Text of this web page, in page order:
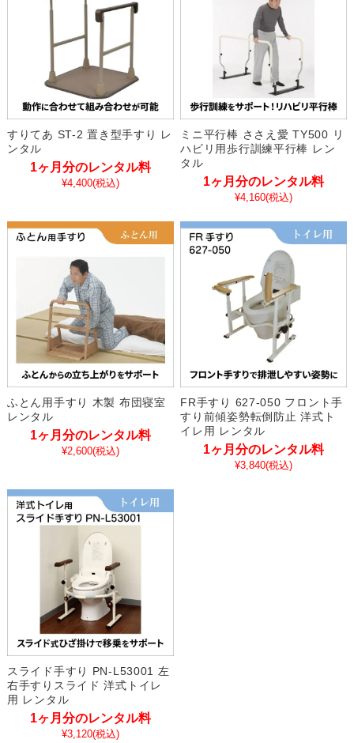
すりてあ ST-2 置き型手すり レ
ンタル
1ヶ月分のレンタル料
¥4,400(税込)
ミニ平行棒 ささえ愛 TY500 リ
ハビリ用歩行訓練平行棒 レン
タル
1ヶ月分のレンタル料
¥4,160(税込)
ふとん用手すり 木製 布団寝室
レンタル
1ヶ月分のレンタル料
¥2,600(税込)
FR手すり 627-050 フロント手
すり前傾姿勢転倒防止 洋式ト
イレ用 レンタル
1ヶ月分のレンタル料
¥3,840(税込)
スライド手すり PN-L53001 左
右手すりスライド 洋式トイレ
用 レンタル
1ヶ月分のレンタル料
¥3,120(税込)